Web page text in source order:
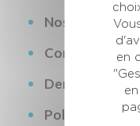
Nos services
Contactez-
Demandez
Politique de
en